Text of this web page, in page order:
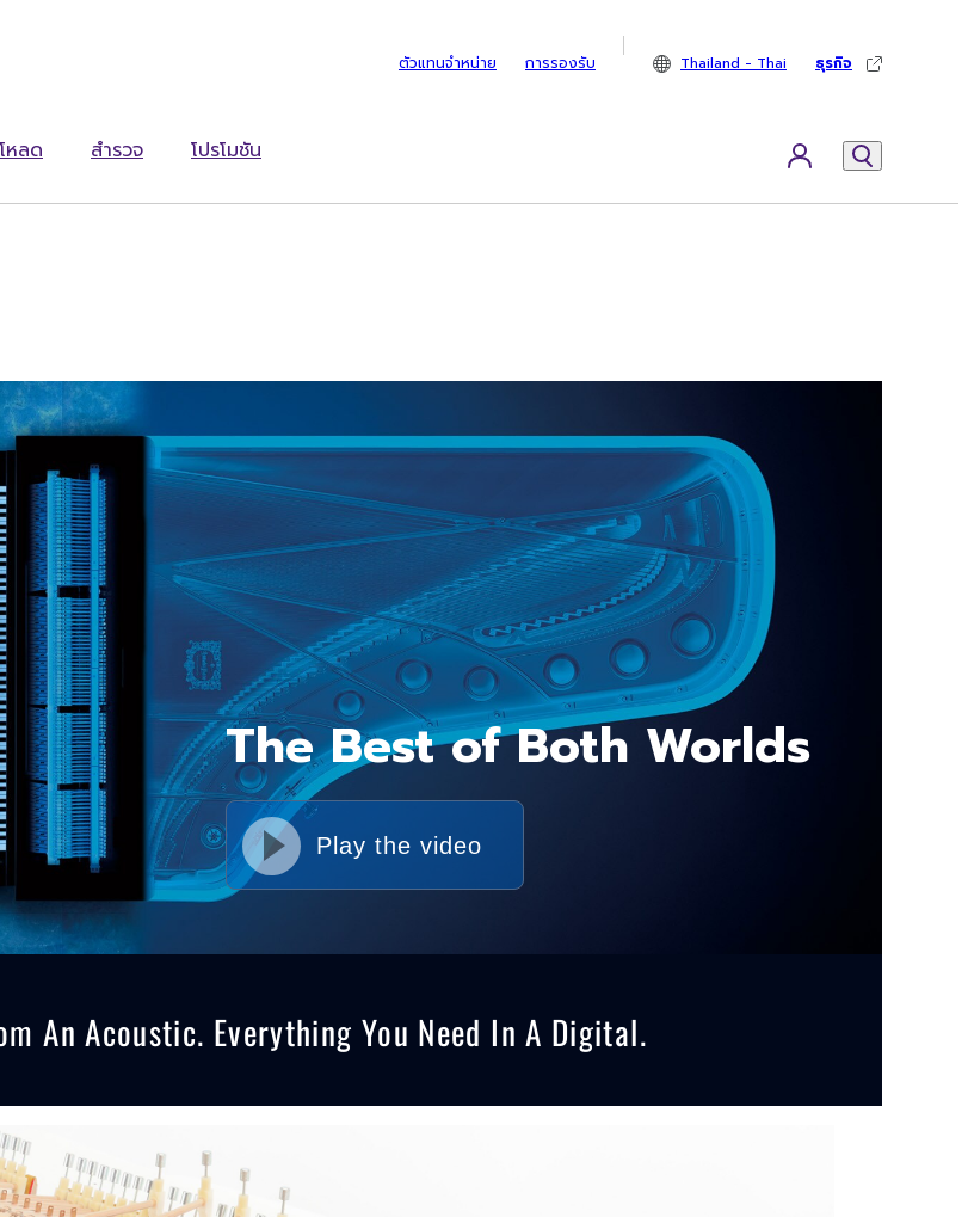
หลด สำรวจ โปรโมชัน
ตัวแทนจำหน่าย การรองรับ Thailand - Thai ธุรกิจ
The Best of Both Worlds
Play the video
An Acoustic. Everything You Need In A Digital.